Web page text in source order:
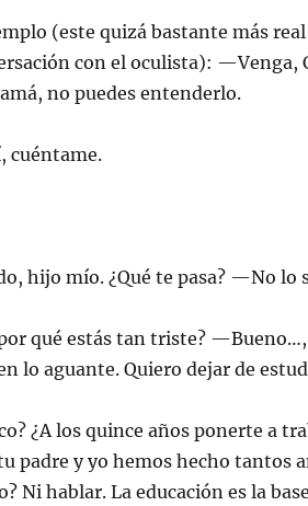
(este quizá bastante más real
con el oculista): —Venga,
no puedes entenderlo.
cuéntame.
hijo mío. ¿Qué te pasa? —No lo
qué estás tan triste?
lo aguante. Quiero dejar de
¿A los quince años ponerte a
padre y yo hemos hecho tantos
Ni hablar. La educación es la